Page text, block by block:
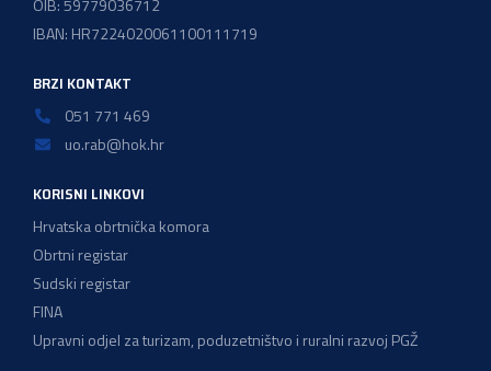
OIB: 59779036712
IBAN: HR7224020061100111719
BRZI KONTAKT
051 771 469
uo.rab@hok.hr
KORISNI LINKOVI
Hrvatska obrtnička komora
Obrtni registar
Sudski registar
FINA
Upravni odjel za turizam, poduzetništvo i ruralni razvoj PGŽ